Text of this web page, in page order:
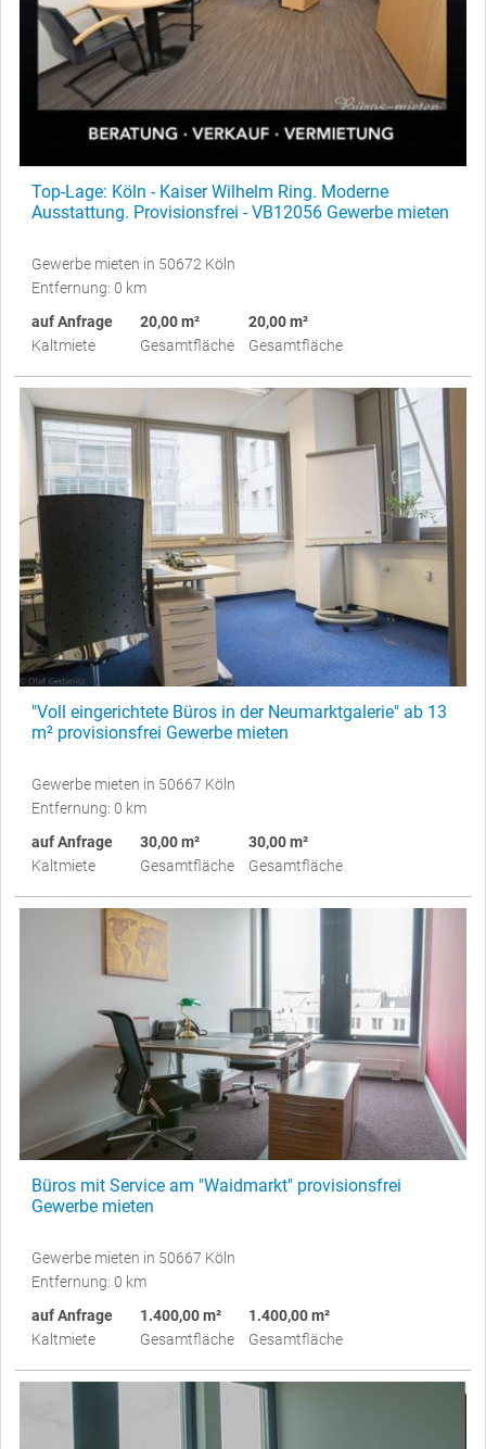
Top-Lage: Köln - Kaiser Wilhelm Ring. Moderne
Ausstattung. Provisionsfrei - VB12056 Gewerbe mieten
Gewerbe mieten in 50672 Köln
Entfernung: 0 km
auf Anfrage
Kaltmiete
20,00 m²
Gesamtfläche
20,00 m²
Gesamtfläche
"Voll eingerichtete Büros in der Neumarktgalerie" ab 13
m² provisionsfrei Gewerbe mieten
Gewerbe mieten in 50667 Köln
Entfernung: 0 km
auf Anfrage
Kaltmiete
30,00 m²
Gesamtfläche
30,00 m²
Gesamtfläche
Büros mit Service am "Waidmarkt" provisionsfrei
Gewerbe mieten
Gewerbe mieten in 50667 Köln
Entfernung: 0 km
auf Anfrage
Kaltmiete
1.400,00 m²
Gesamtfläche
1.400,00 m²
Gesamtfläche